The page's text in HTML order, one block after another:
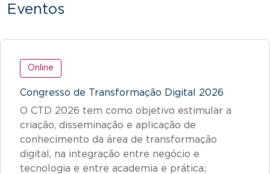
Eventos
Online
Congresso de Transformação Digital 2026
O CTD 2026 tem como objetivo estimular a
criação, disseminação e aplicação de
conhecimento da área de transformação
digital, na integração entre negócio e
tecnologia e entre academia e prática;